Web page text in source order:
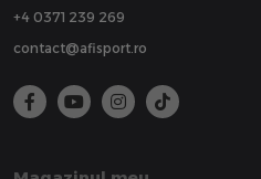
+4 0371 239 269
contact@afisport.ro